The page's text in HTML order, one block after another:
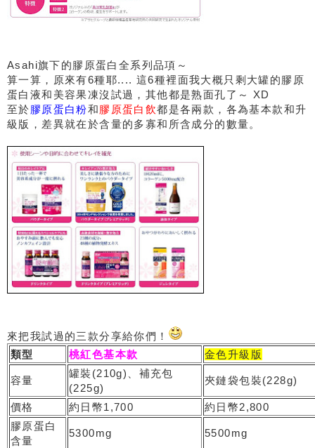
Asahi旗下的膠原蛋白全系列品項～
算一算，原來有6種耶.... 這6種裡面我大概只剩大罐的膠原
蛋白液和美容果凍沒試過，其他都是熟面孔了～ XD
至於膠原蛋白粉和膠原蛋白飲都是各兩款，各為基本款和升
級版，差異就在於含量的多寡和所含成分的數量。
來把我試過的三款分享給你們！
類型
桃紅色基本款 金色升級版
容量
罐裝(210g)、補充包
(225g)
夾鏈袋包裝(228g)
價格 約日幣1,700
約日幣2,800
膠原蛋白
含量
5300mg 5500mg